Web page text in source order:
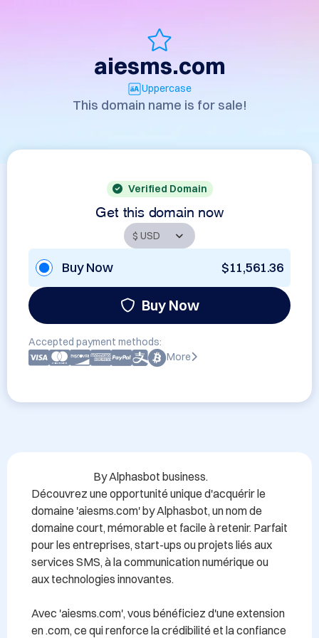
aiesms.com
Uppercase
This domain name is for sale!
Verified Domain
Get this domain now
Buy Now $11,561.36
Buy Now
Accepted payment methods:
More
Découvrez une opportunité unique d'acquérir le
domaine 'aiesms.com' by Alphasbot, un nom de
domaine court, mémorable et facile à retenir. Parfait
pour les entreprises, start-ups ou projets liés aux
services SMS, à la communication numérique ou
aux technologies innovantes.
Avec 'aiesms.com', vous bénéficiez d'une extension
en .com, ce qui renforce la crédibilité et la confiance